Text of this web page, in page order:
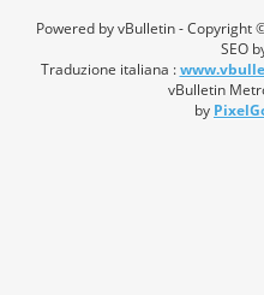
Powered by vBulletin - Copyright
SEO
Traduzione italiana :
vBulletin
by